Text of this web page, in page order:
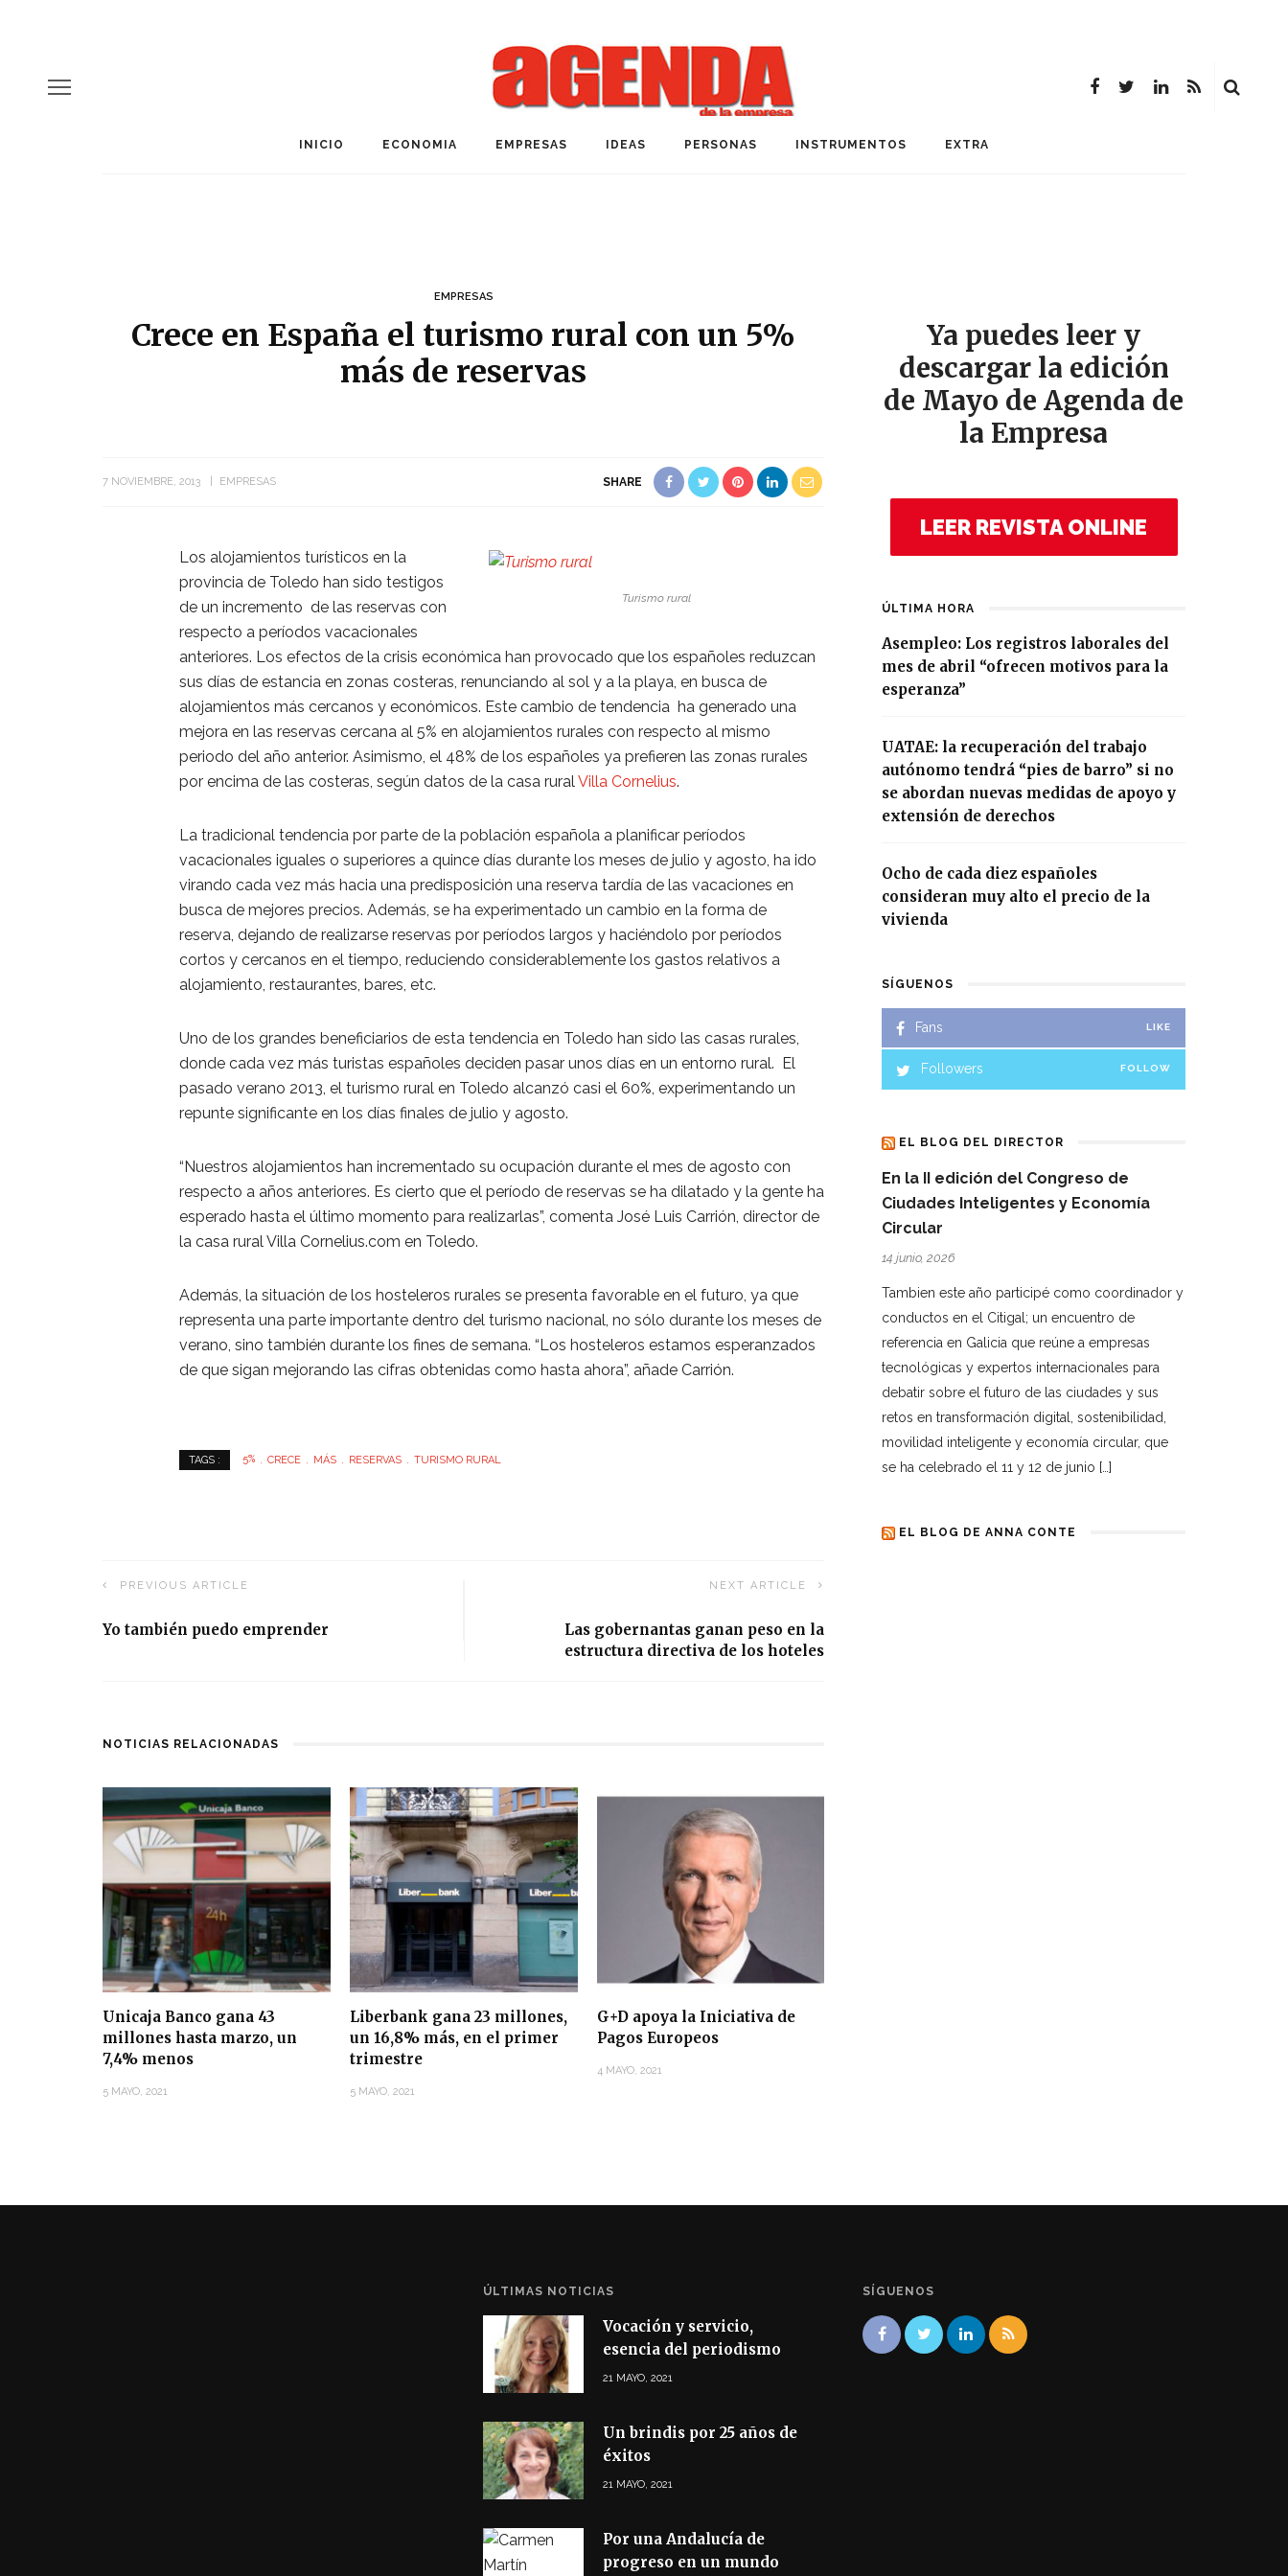
INICIO ECONOMIA EMPRESAS IDEAS PERSONAS INSTRUMENTOS EXTRA
EMPRESAS
Crece en España el turismo rural con un 5%
más de reservas
7 NOVIEMBRE, 2013 EMPRESAS SHARE
Turismo rural
Los alojamientos turísticos en la
provincia de Toledo han sido testigos
de un incremento de las reservas con
respecto a períodos vacacionales
anteriores. Los efectos de la crisis económica han provocado que los españoles reduzcan
sus días de estancia en zonas costeras, renunciando al sol y a la playa, en busca de
alojamientos más cercanos y económicos. Este cambio de tendencia ha generado una
mejora en las reservas cercana al 5% en alojamientos rurales con respecto al mismo
periodo del año anterior. Asimismo, el 48% de los españoles ya prefieren las zonas rurales
por encima de las costeras, según datos de la casa ruralVilla Cornelius.
La tradicional tendencia por parte de la población española a planificar períodos
vacacionales iguales o superiores a quince días durante los meses de julio y agosto, ha ido
virando cada vez más hacia una predisposición una reserva tardía de las vacaciones en
busca de mejores precios. Además, se ha experimentado un cambio en la forma de
reserva, dejando de realizarse reservas por períodos largos y haciéndolo por períodos
cortos y cercanos en el tiempo, reduciendo considerablemente los gastos relativos a
alojamiento, restaurantes, bares, etc.
Uno de los grandes beneficiarios de esta tendencia en Toledo han sido las casas rurales,
donde cada vez más turistas españoles deciden pasar unos días en un entorno rural. El
pasado verano 2013, el turismo rural en Toledo alcanzó casi el 60%, experimentando un
repunte significante en los días finales de julio y agosto.
“Nuestros alojamientos han incrementado su ocupación durante el mes de agosto con
respecto a años anteriores. Es cierto que el período de reservas se ha dilatado y la gente ha
esperado hasta el último momento para realizarlas”, comenta José Luis Carrión, director de
la casa rural Villa Cornelius.com en Toledo.
Además, la situación de los hosteleros rurales se presenta favorable en el futuro, ya que
representa una parte importante dentro del turismo nacional, no sólo durante los meses de
verano, sino también durante los fines de semana. “Los hosteleros estamos esperanzados
de que sigan mejorando las cifras obtenidas como hasta ahora”, añade Carrión.
TAGS : 5% CRECE MÁS RESERVAS TURISMO RURAL
PREVIOUS ARTICLE
Yo también puedo emprender
NEXT ARTICLE
Las gobernantas ganan peso en la
estructura directiva de los hoteles
NOTICIAS RELACIONADAS
Unicaja Banco gana 43
millones hasta marzo, un
7,4% menos
5 MAYO, 2021
Liberbank gana 23 millones,
un 16,8% más, en el primer
trimestre
5 MAYO, 2021
G+D apoya la Iniciativa de
Pagos Europeos
4 MAYO, 2021
Ya puedes leer y
descargar la edición
de Mayo de Agenda de
la Empresa
LEER REVISTA ONLINE
ÚLTIMA HORA
Asempleo: Los registros laborales del
mes de abril “ofrecen motivos para la
esperanza”
UATAE: la recuperación del trabajo
autónomo tendrá “pies de barro” si no
se abordan nuevas medidas de apoyo y
extensión de derechos
Ocho de cada diez españoles
consideran muy alto el precio de la
vivienda
SÍGUENOS
Fans LIKE
Followers FOLLOW
EL BLOG DEL DIRECTOR
En la II edición del Congreso de
Ciudades Inteligentes y Economía
Circular
14 junio, 2026
Tambien este año participé como coordinador y
conductos en el Citigal; un encuentro de
referencia en Galicia que reúne a empresas
tecnológicas y expertos internacionales para
debatir sobre el futuro de las ciudades y sus
retos en transformación digital, sostenibilidad,
movilidad inteligente y economía circular, que
se ha celebrado el 11 y 12 de junio […]
EL BLOG DE ANNA CONTE
ÚLTIMAS NOTICIAS
Vocación y servicio,
esencia del periodismo
21 MAYO, 2021
Un brindis por 25 años de
éxitos
21 MAYO, 2021
Por una Andalucía de
progreso en un mundo
SÍGUENOS